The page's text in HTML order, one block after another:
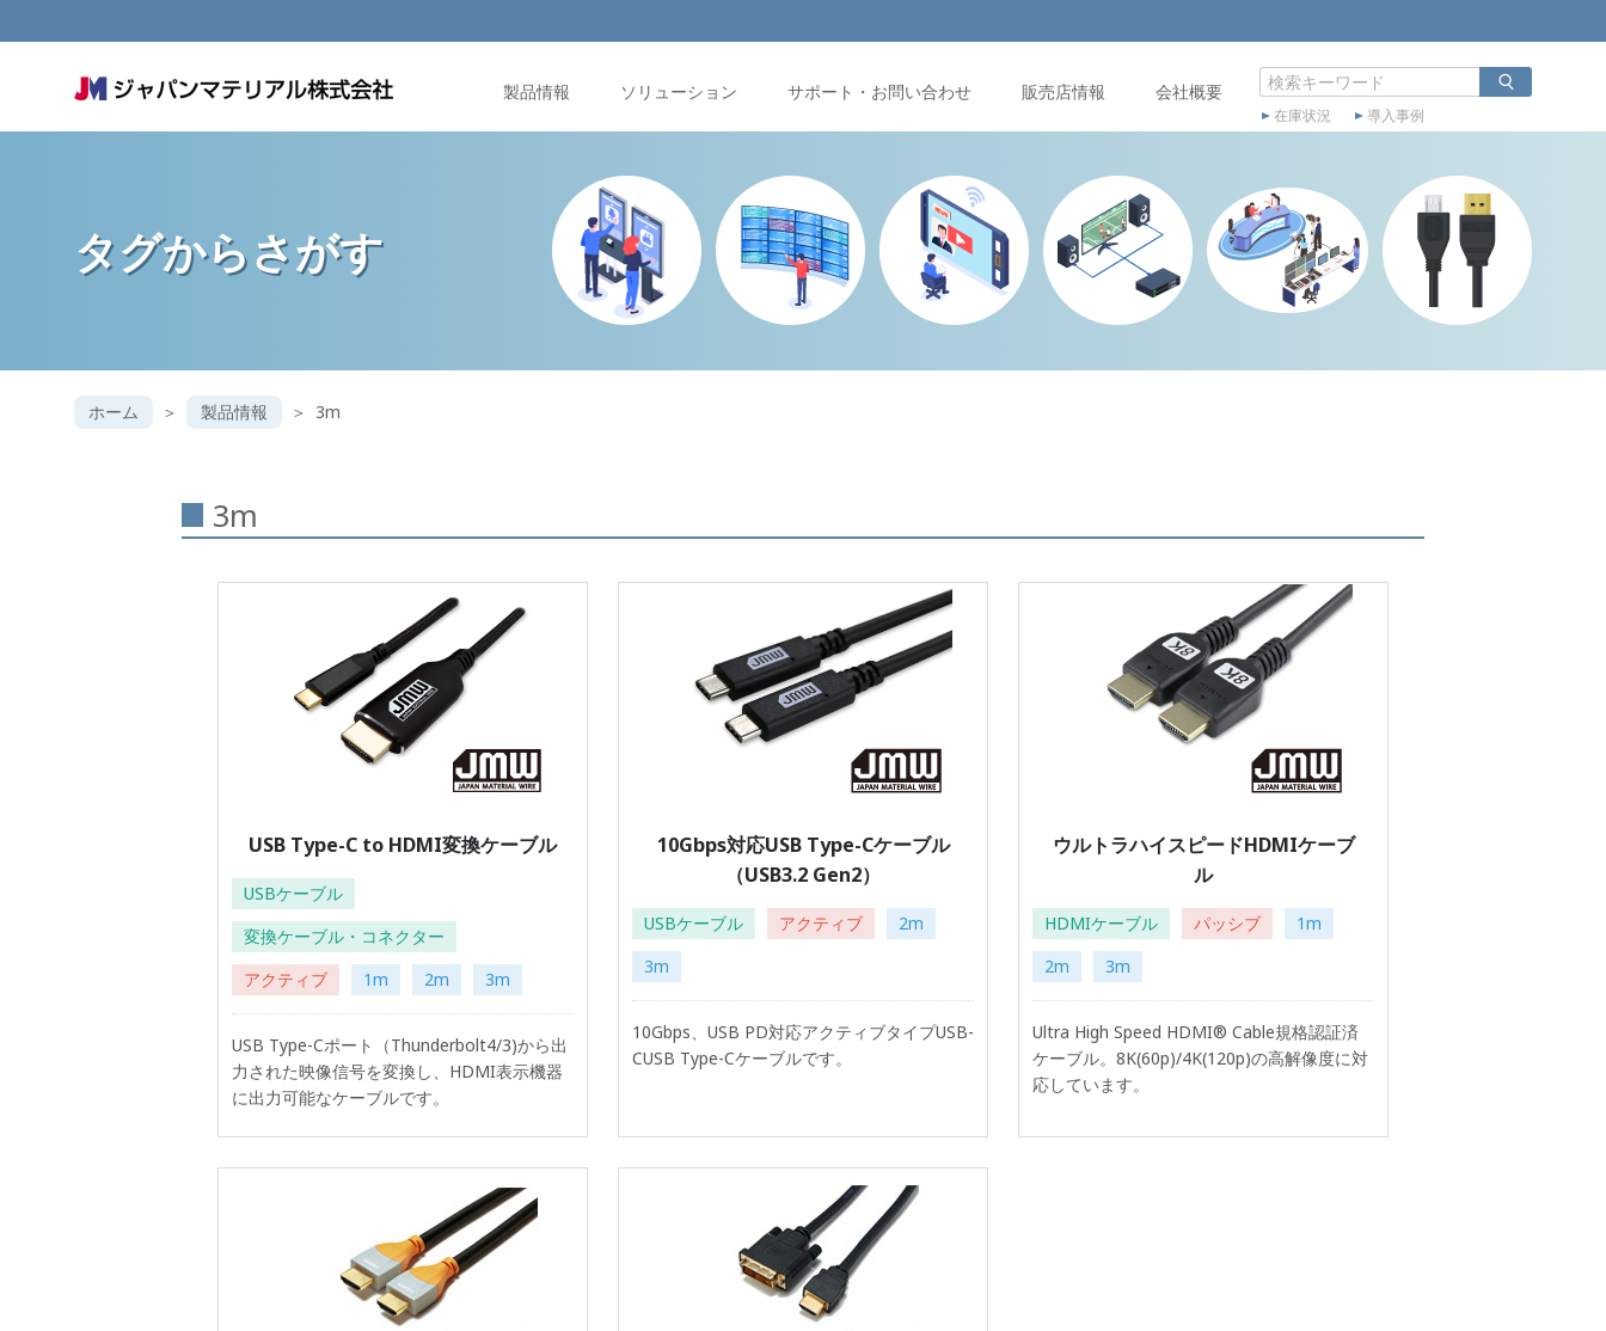
製品情報 ソリューション サポート・お問い合わせ 販売店情報 会社概要
在庫状況 導入事例
タグからさがす
ホーム 製品情報 3m
3m
USB Type-C to HDMI変換ケーブル
USBケーブル
変換ケーブル・コネクター
アクティブ
1m 2m 3m
USB Type-Cポート（Thunderbolt4/3)から出
力された映像信号を変換し、HDMI表示機器
に出力可能なケーブルです。
10Gbps対応USB Type-Cケーブル
（USB3.2 Gen2）
USBケーブル アクティブ
2m
3m
10Gbps、USB PD対応アクティブタイプUSB-
CUSB Type-Cケーブルです。
ウルトラハイスピードHDMIケーブ
ル
HDMIケーブル パッシブ
1m
2m
3m
Ultra High Speed HDMI® Cable規格認証済
ケーブル。8K(60p)/4K(120p)の高解像度に対
応しています。